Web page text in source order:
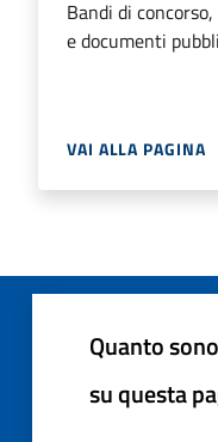
Bandi di
e documenti
VAI ALLA PAGINA
Quanto
su questa